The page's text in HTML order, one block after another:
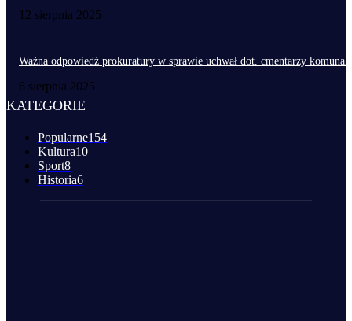
12 sierpnia 2025
Ważna odpowiedź prokuratury w sprawie uchwał dot. cmentarzy
6 sierpnia 2025
KATEGORIE
Popularne154
Kultura10
Sport8
Historia6